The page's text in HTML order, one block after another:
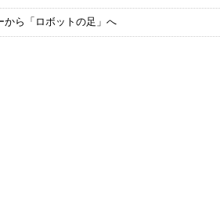
から「ロボットの足」へ